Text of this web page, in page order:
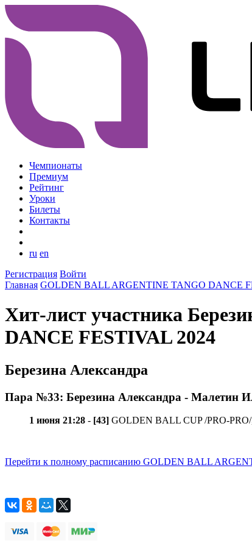
Чемпионаты
Премиум
Рейтинг
Уроки
Билеты
Контакты
ru en
Регистрация Войти
Главная GOLDEN BALL ARGENTINE TANGO DANCE
Хит-лист участника
DANCE FESTIVAL 2024
Березина Александра
Пара №33: Березина Александра - Малетин
1 июня 21:28 - [43] GOLDEN BALL CUP /PRO-PRO/
Перейти к полному расписанию GOLDEN BALL